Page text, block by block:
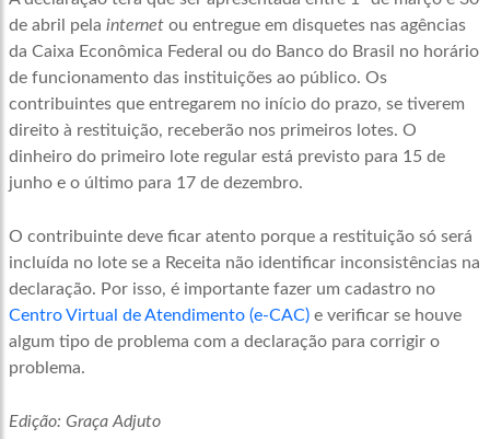
de abril pela internet ou entregue em disquetes nas agências
da Caixa Econômica Federal ou do Banco do Brasil no horário
de funcionamento das instituições ao público. Os
contribuintes que entregarem no início do prazo, se tiverem
direito à restituição, receberão nos primeiros lotes. O
dinheiro do primeiro lote regular está previsto para 15 de
junho e o último para 17 de dezembro.
O contribuinte deve ficar atento porque a restituição só será
incluída no lote se a Receita não identificar inconsistências na
declaração. Por isso, é importante fazer um cadastro no
Centro Virtual de Atendimento (e-CAC)e verificar se houve
algum tipo de problema com a declaração para corrigir o
problema.
Edição: Graça Adjuto